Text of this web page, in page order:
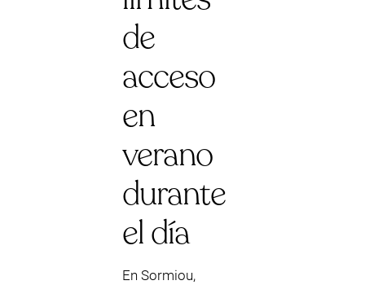
de
acceso
en
verano
durante
el día
En Sormiou,